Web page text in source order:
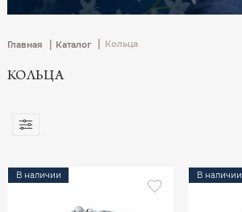
Главная | Каталог Кольца
КОЛЬЦА
В наличии В наличии